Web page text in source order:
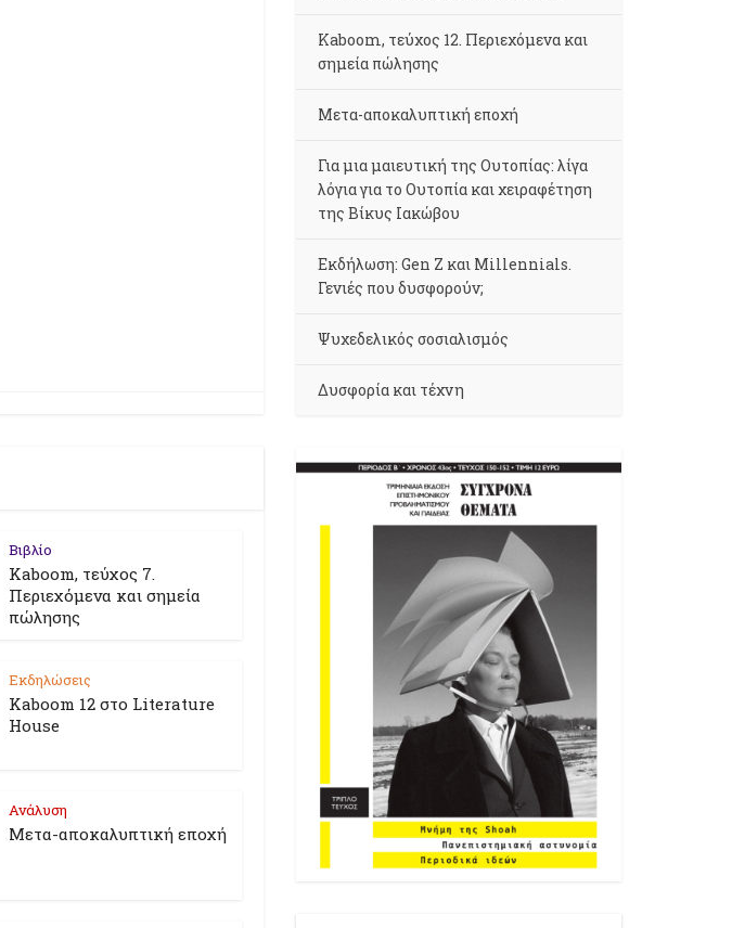
Βιβλίο
Kaboom, τεύχος 7.
Περιεχόμενα και σημεία
πώλησης
Εκδηλώσεις
Kaboom 12 στο Literature
House
Ανάλυση
Μετα-αποκαλυπτική εποχή
Kaboom, τεύχος 12. Περιεχόμενα και
σημεία πώλησης
Μετα-αποκαλυπτική εποχή
Για μια μαιευτική της Ουτοπίας: λίγα
λόγια για το Ουτοπία και χειραφέτηση
της Βίκυς Ιακώβου
Εκδήλωση: Gen Z και Millennials.
Γενιές που δυσφορούν;
Ψυχεδελικός σοσιαλισμός
Δυσφορία και τέχνη